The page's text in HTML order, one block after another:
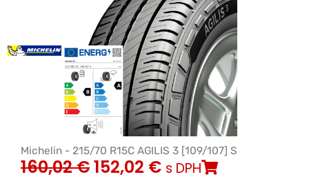
Michelin - 215/70 R15C AGILIS 3 [109/107] S
160,02€152,02 € s DPH